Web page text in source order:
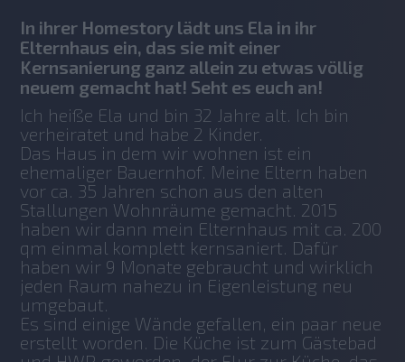
In ihrer Homestory lädt uns Ela in ihr
Elternhaus ein, das sie mit einer
Kernsanierung ganz allein zu etwas völlig
neuem gemacht hat! Seht es euch an!
Ich heiße Ela und bin 32 Jahre alt. Ich bin
verheiratet und habe 2 Kinder.
Das Haus in dem wir wohnen ist ein
ehemaliger Bauernhof. Meine Eltern haben
vor ca. 35 Jahren schon aus den alten
Stallungen Wohnräume gemacht. 2015
haben wir dann mein Elternhaus mit ca. 200
qm einmal komplett kernsaniert. Dafür
haben wir 9 Monate gebraucht und wirklich
jeden Raum nahezu in Eigenleistung neu
umgebaut.
Es sind einige Wände gefallen, ein paar neue
erstellt worden. Die Küche ist zum Gästebad